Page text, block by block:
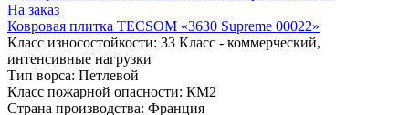
На заказ
Ковровая плитка TECSOM «3630 Supreme 00022»
Класс износостойкости: 33 Класс - коммерческий,
интенсивные нагрузки
Тип ворса: Петлевой
Класс пожарной опасности: КМ2
Страна производства: Франция